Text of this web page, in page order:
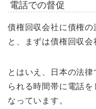
電話での督促
債権回収会社に債権
と、まずは債権回収会
とはいえ、日本の法
られる時間帯に電話
なっています。